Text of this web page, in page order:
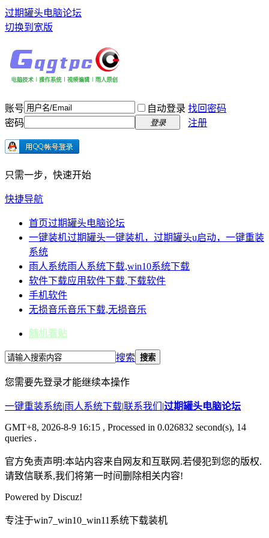
过期罐头电脑论坛
切换到宽版
账号 自动登录 找回密码
密码
登录 注册
只需一步，快速开始
快捷导航
首页过期罐头电脑论坛
一键装机过期罐头一键装机，过期罐头u启动，一键重装
系统
雨人系统雨人系统下载,win10系统下载
软件下载应用软件下载,下载软件
手机软件
无损音乐音乐下载,无损音乐
随机看贴
搜索 搜索
您需要先登录才能继续本操作
一键重装系统|雨人系统下载|联系我们 |过期罐头电脑论坛
GMT+8, 2026-8-9 16:15 , Processed in 0.026832 second(s), 14
queries .
官方免责声明:本站内容来自网友和互联网.若侵犯到您的版权.
请致信联系,我们将第一时间删除相关内容!
Powered by Discuz!
专注于win7_win10_win11系统下载装机